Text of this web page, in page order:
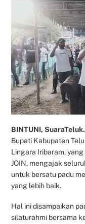
BINTUNI,
Bupati Kabupaten
Lingara Iribaram,
JOIN, mengajak
untuk bersatu padu
yang lebih baik.
Hal ini disampaikan
silaturahmi bersama